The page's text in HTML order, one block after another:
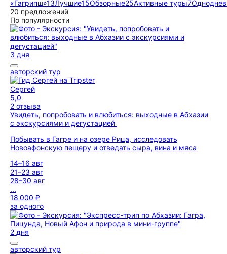
«Гагрипш»13Лучшие15Обзорные25Активные туры7
20 предложений
По популярности
3 дня
авторский тур
Сергей
5,0
2 отзыва
Увидеть, попробовать и влюбиться: выходные в Абхазии
с экскурсиями и дегустацией
Побывать в Гагре и на озере Рица, исследовать
Новоафонскую пещеру и отведать сыра, вина и мяса
14–16 авг
21–23 авг
28–30 авг
...
18 000 ₽
за одного
2 дня
авторский тур